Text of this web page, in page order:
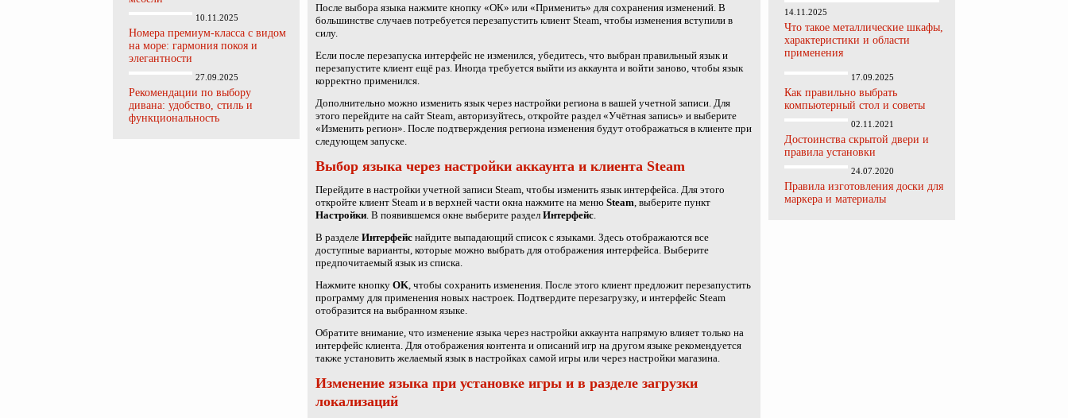
10.11.2025
Номера премиум-класса с видом
на море: гармония покоя и
элегантности
27.09.2025
Рекомендации по выбору
дивана: удобство, стиль и
функциональность
14.11.2025
Что такое металлические шкафы,
характеристики и области
применения
17.09.2025
Как правильно выбрать
компьютерный стол и советы
02.11.2021
Достоинства скрытой двери и
правила установки
24.07.2020
Правила изготовления доски для
маркера и материалы
После выбора языка нажмите кнопку «ОК» или «Применить» для сохранения изменений. В
большинстве случаев потребуется перезапустить клиент Steam, чтобы изменения вступили в
силу.
Если после перезапуска интерфейс не изменился, убедитесь, что выбран правильный язык и
перезапустите клиент ещё раз. Иногда требуется выйти из аккаунта и войти заново, чтобы язык
корректно применился.
Дополнительно можно изменить язык через настройки региона в вашей учетной записи. Для
этого перейдите на сайт Steam, авторизуйтесь, откройте раздел «Учётная запись» и выберите
«Изменить регион». После подтверждения региона изменения будут отображаться в клиенте при
следующем запуске.
Выбор языка через настройки аккаунта и клиента Steam
Перейдите в настройки учетной записи Steam, чтобы изменить язык интерфейса. Для этого
откройте клиент Steam и в верхней части окна нажмите на меню Steam, выберите пункт
Настройки. В появившемся окне выберите раздел Интерфейс.
В разделе Интерфейс найдите выпадающий список с языками. Здесь отображаются все
доступные варианты, которые можно выбрать для отображения интерфейса. Выберите
предпочитаемый язык из списка.
Нажмите кнопку OK, чтобы сохранить изменения. После этого клиент предложит перезапустить
программу для применения новых настроек. Подтвердите перезагрузку, и интерфейс Steam
отобразится на выбранном языке.
Обратите внимание, что изменение языка через настройки аккаунта напрямую влияет только на
интерфейс клиента. Для отображения контента и описаний игр на другом языке рекомендуется
также установить желаемый язык в настройках самой игры или через настройки магазина.
Изменение языка при установке игры и в разделе загрузки
локализаций